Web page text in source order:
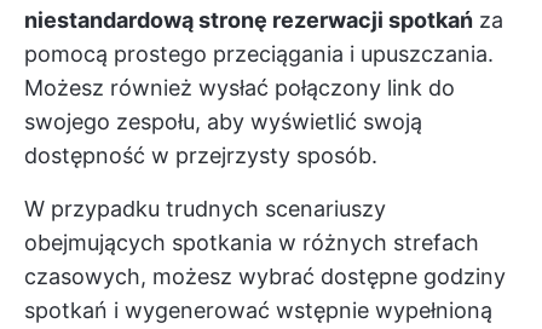
niestandardową stronę rezerwacji spotkań za
pomocą prostego przeciągania i upuszczania.
Możesz również wysłać połączony link do
swojego zespołu, aby wyświetlić swoją
dostępność w przejrzysty sposób.
W przypadku trudnych scenariuszy
obejmujących spotkania w różnych strefach
czasowych, możesz wybrać dostępne godziny
spotkań i wygenerować wstępnie wypełnioną